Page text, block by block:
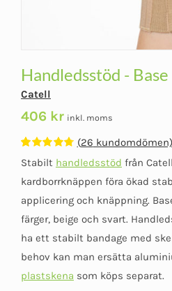
Handledsstöd -
Catell
406 kr inkl. moms
Betygsatt
4.77av 5
baserat på
26
kundomdömen
(26 kundomdömen)
Stabilt handledsstöd från
kardborrknäppen föra ökad
applicering och knäppning.
färger, beige och svart.
ha ett stabilt bandage med
behov kan man ersätta
plastskena som köps separat.